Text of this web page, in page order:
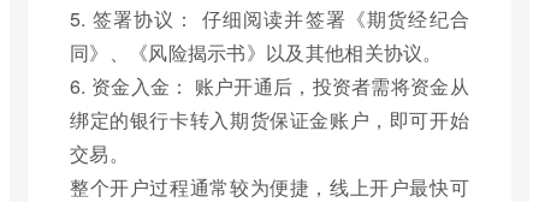
5. 签署协议： 仔细阅读并签署《期货经纪合
同》、《风险揭示书》以及其他相关协议。
6. 资金入金： 账户开通后，投资者需将资金从
绑定的银行卡转入期货保证金账户，即可开始
交易。
整个开户过程通常较为便捷，线上开户最快可